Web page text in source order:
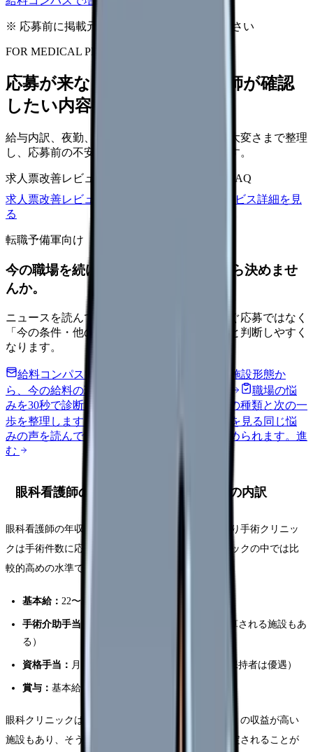
※ 応募前に掲載元の最新情報を確認してください
FOR MEDICAL PROVIDERS
応募が来ない求人票を、看護師が確認
したい内容に直せます
給与内訳、夜勤、休日、教育、職場の正直な大変さまで整理
し、応募前の不安を減らす求人票へ改善します。
求人票改善レビュー
応募前FAQ
求人票改善レビューの見積もりを依頼
サービス詳細を見
る
転職予備軍向け
今の職場を続けるか、条件を比べてから決めませ
んか。
ニュースを読んで不安が強くなった時は、すぐ応募ではなく
「今の条件・他の選択肢・相談先」を分けると判断しやすく
なります。
給料コンパスで比較する
地域・経験年数・施設形態か
ら、今の給料の現在地を確認できます。
職場の悩
みを30秒で診断辞めるべきか迷う前に、悩みの種類と次の一
歩を整理します。
匿名掲示板で本音を見る 同じ悩
みの声を読んで、今の職場だけの問題か確かめられます。 進
む
眼科看護師の年収・給料｜平均と手当の内訳
眼科看護師の年収は
が相場です。日帰り手術クリニッ
クは手術件数に応じて収入が安定しており、クリニックの中では比
較的高めの水準です。
基本給： 22〜25万円
手術介助手当：
月5,000〜15,000円（手術日に加算される施設もあ
る）
資格手当： 月5,000〜10,000円（視能訓練士資格保持者は優遇）
賞与： 基本給の2.5〜4.0ヶ月分
眼科クリニックは自由診療（多焦点眼内レンズなど）の収益が高い
施設もあり、そうした施設では給与水準が高めに設定されることが